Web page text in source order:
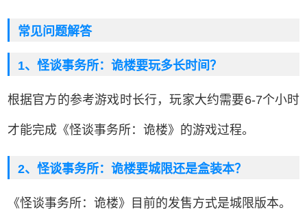
常见问题解答
1、怪谈事务所：诡楼要玩多长时间？
根据官方的参考游戏时长行，玩家大约需要6-7个小时
才能完成《怪谈事务所：诡楼》的游戏过程。
2、怪谈事务所：诡楼要城限还是盒装本？
《怪谈事务所：诡楼》目前的发售方式是城限版本。